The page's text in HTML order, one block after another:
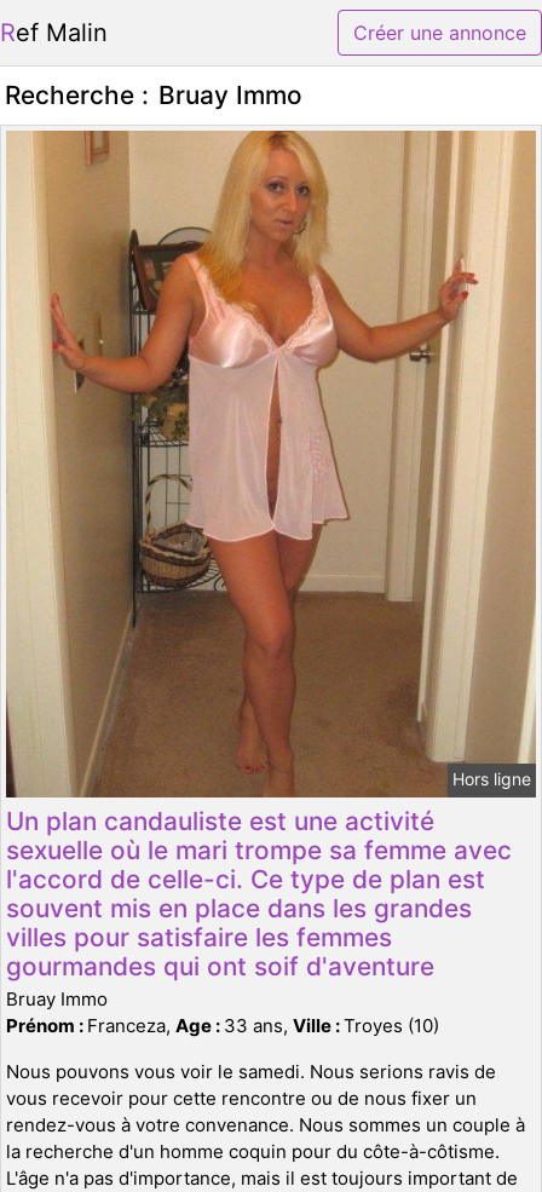
Ref Malin Créer une annonce
Recherche : Bruay Immo
Hors ligne
Un plan candauliste est une activité
sexuelle où le mari trompe sa femme avec
l'accord de celle-ci. Ce type de plan est
souvent mis en place dans les grandes
villes pour satisfaire les femmes
gourmandes qui ont soif d'aventure
Bruay Immo
Prénom : Franceza, Age : 33 ans, Ville :Troyes (10)
Nous pouvons vous voir le samedi. Nous serions ravis de
vous recevoir pour cette rencontre ou de nous fixer un
rendez-vous à votre convenance. Nous sommes un couple à
la recherche d'un homme coquin pour du côte-à-côtisme.
L'âge n'a pas d'importance, mais il est toujours important de